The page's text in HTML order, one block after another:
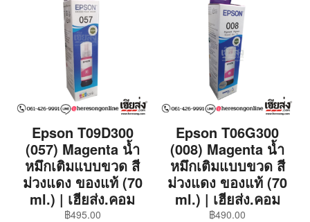
Epson T09D300
(057) Magenta น้ำ
หมึกเติมแบบขวด สี
ม่วงแดง ของแท้ (70
ml.) | เฮียส่ง.คอม
฿495.00
Epson T06G300
(008) Magenta น้ำ
หมึกเติมแบบขวด สี
ม่วงแดง ของแท้ (70
ml.) | เฮียส่ง.คอม
฿490.00